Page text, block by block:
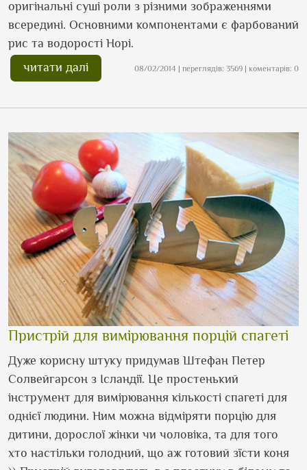
оригінальні суші роли з різними зображеннями
всередині. Основними компонентами є фарбований
рис та водорості Норі.
читати далі
08/02/2014 | переглядів: 3569 | коментарів: 0
Пристрій для вимірювання порцій спагеті
Дуже корисну штуку придумав Штефан Петер
Солвейгарсон з Ісландії. Це простенький
інструмент для вимірювання кількості спагеті для
однієї людини. Ним можна відміряти порцію для
дитини, дорослої жінки чи чоловіка, та для того
хто настільки голодний, що аж готовий зїсти коня